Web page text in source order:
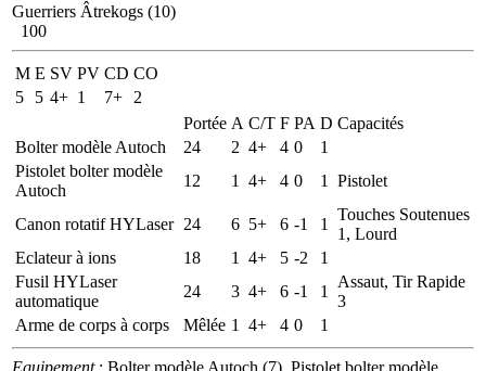
Guerriers Âtrekogs (10)
100
M E SV PV CD CO
5
5 4+ 1 7+
2
Portée A C/T F PA D Capacités
Bolter modèle Autoch
24 2 4+ 4 0
1
Pistolet bolter modèle
Autoch
12 1 4+ 4 0 1 Pistolet
Canon rotatif HYLaser 24 6 5+ 6 -1 1
Touches Soutenues
1, Lourd
Eclateur à ions
18 1 4+ 5 -2
1
Fusil HYLaser
automatique
24 3 4+ 6 -1 1
Assaut, Tir Rapide
3
Arme de corps à corps
Mêlée 1 4+ 4 0 1
Equipement: Bolter modèle Autoch (7), Pistolet bolter modèle